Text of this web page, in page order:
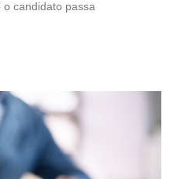
candidato passa